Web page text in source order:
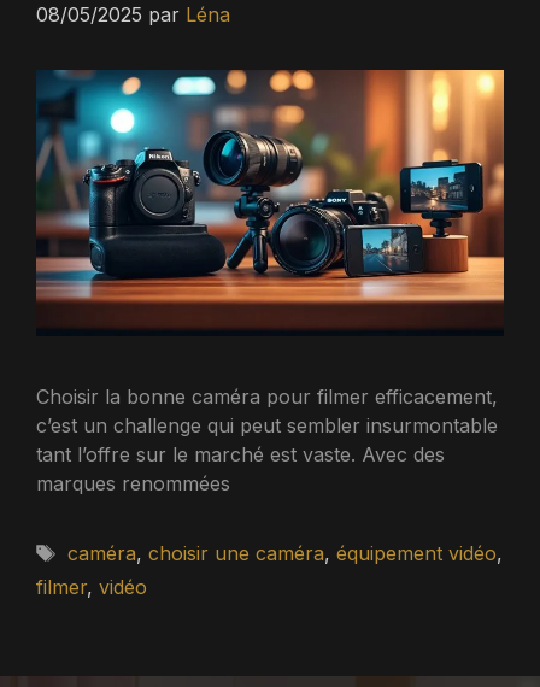
08/05/2025 par Léna
Choisir la bonne caméra pour filmer efficacement,
c’est un challenge qui peut sembler insurmontable
tant l’offre sur le marché est vaste. Avec des
marques renommées
Étiquettes
caméra, choisir une caméra, équipement vidéo,
filmer, vidéo